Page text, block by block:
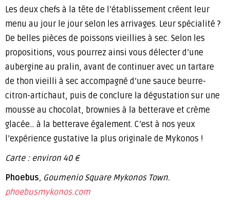
Les deux chefs à la tête de l’établissement créent leur
menu au jour le jour selon les arrivages. Leur spécialité ?
De belles pièces de poissons vieillies à sec. Selon les
propositions, vous pourrez ainsi vous délecter d’une
aubergine au pralin, avant de continuer avec un tartare
de thon vieilli à sec accompagné d’une sauce beurre-
citron-artichaut, puis de conclure la dégustation sur une
mousse au chocolat, brownies à la betterave et crème
glacée… à la betterave également. C’est à nos yeux
l’expérience gustative la plus originale de Mykonos !
Carte : environ 40 €
Phoebus, Goumenio Square Mykonos Town.
phoebusmykonos.com